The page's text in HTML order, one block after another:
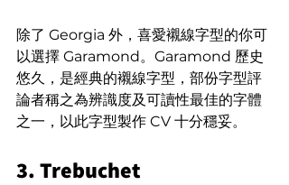
除了 Georgia 外，喜愛襯線字型的你可
以選擇 Garamond。Garamond 歷史
悠久，是經典的襯線字型，部份字型評
論者稱之為辨識度及可讀性最佳的字體
之一，以此字型製作 CV 十分穩妥。
3. Trebuchet